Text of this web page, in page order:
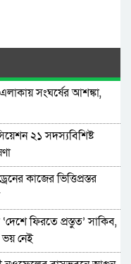
সংঘর্ষের আশঙ্কা,
২১ সদস্যবিশিষ্ট
কাজের ভিত্তিপ্রস্তর
ফিরতে প্রস্তুত’ সাকিব,
নেই